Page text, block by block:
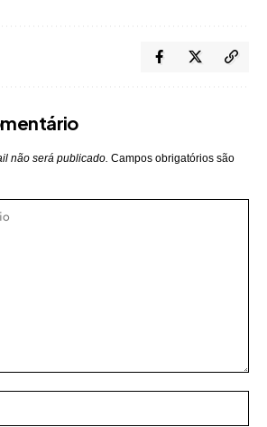
não será publicado. Campos obrigatórios são